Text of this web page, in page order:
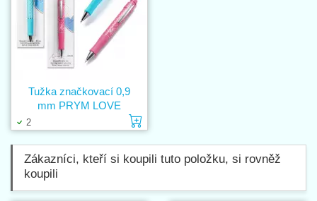
2
Tužka značkovací 0,9
mm PRYM LOVE
Zákazníci, kteří si koupili tuto položku, si rovněž
koupili